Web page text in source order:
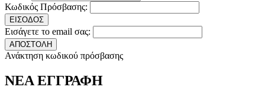
Κωδικός Πρόσβασης:
ΕΙΣΟΔΟΣ
Εισάγετε το email σας:
ΑΠΟΣΤΟΛΗ
Ανάκτηση κωδικού πρόσβασης
ΝΕΑ ΕΓΓΡΑΦΗ